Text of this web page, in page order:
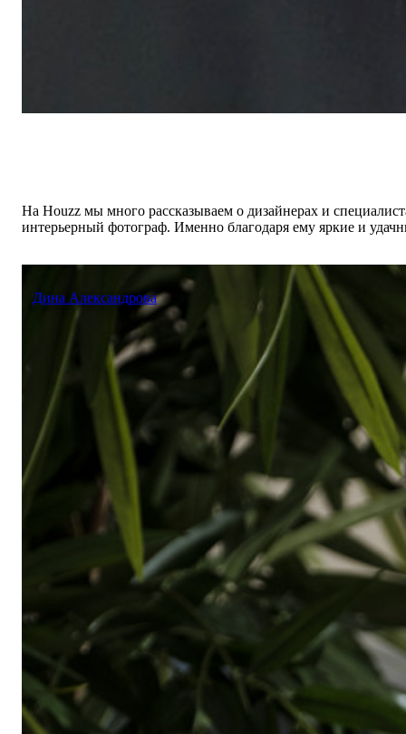
На Houzz мы много рассказываем о дизайнерах и
интерьерный фотограф. Именно благодаря ему яркие и
Дина Александрова